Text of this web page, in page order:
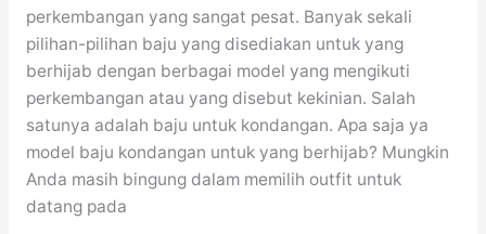
perkembangan yang sangat pesat. Banyak sekali
pilihan-pilihan baju yang disediakan untuk yang
berhijab dengan berbagai model yang mengikuti
perkembangan atau yang disebut kekinian. Salah
satunya adalah baju untuk kondangan. Apa saja ya
model baju kondangan untuk yang berhijab? Mungkin
Anda masih bingung dalam memilih outfit untuk
datang pada